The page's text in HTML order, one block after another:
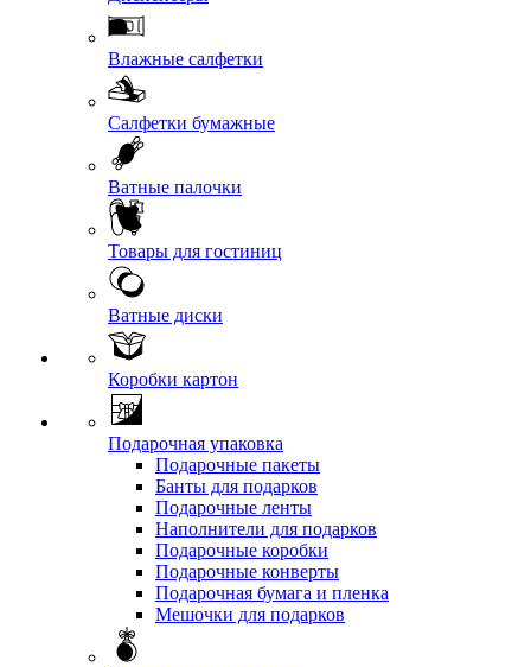
Влажные салфетки
Салфетки бумажные
Ватные палочки
Товары для гостиниц
Ватные диски
Коробки картон
Подарочная упаковка
Подарочные пакеты
Банты для подарков
Подарочные ленты
Наполнители для подарков
Подарочные коробки
Подарочные конверты
Подарочная бумага и пленка
Мешочки для подарков